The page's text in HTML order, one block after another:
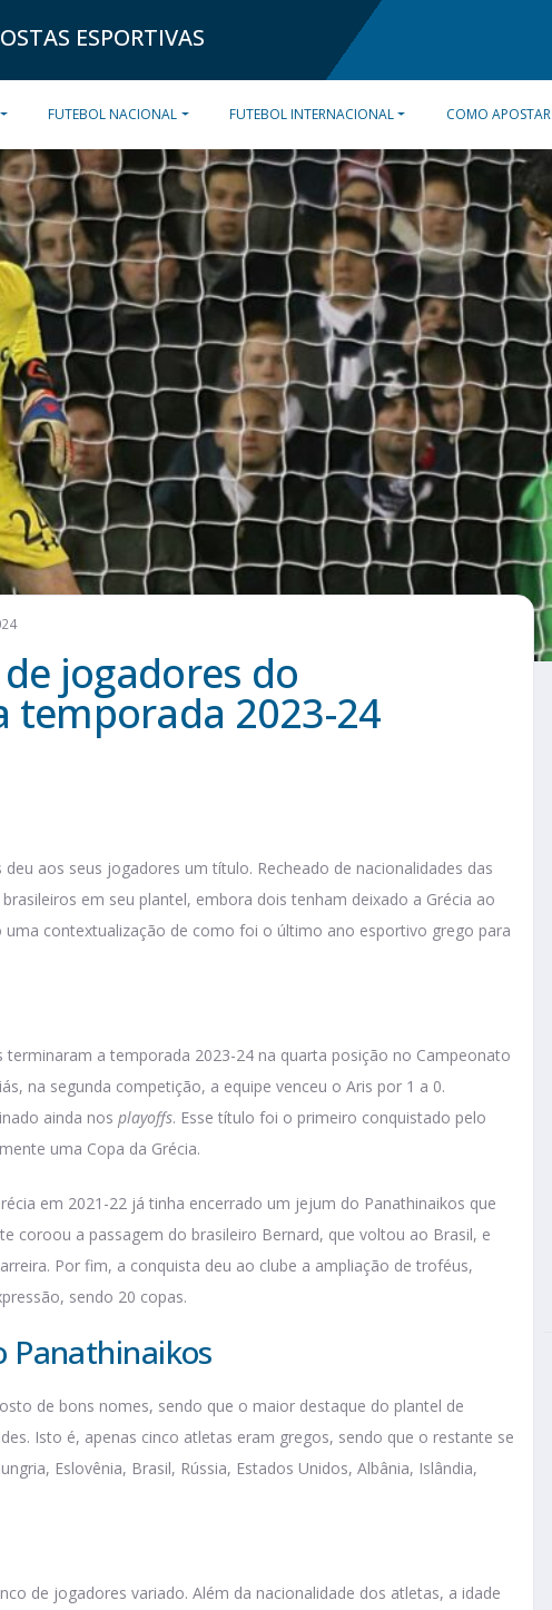
ESPORTIVAS
FUTEBOL NACIONAL FUTEBOL INTERNACIONAL COMO APOSTAR
jogadores do
temporada 2023-24
aos seus jogadores um título. Recheado de nacionalidades das
em seu plantel, embora dois tenham deixado a Grécia ao
contextualização de como foi o último ano esportivo grego para
terminaram a temporada 2023-24 na quarta posição no Campeonato
na segunda competição, a equipe venceu o Aris por 1 a 0.
ainda nos playoffs. Esse título foi o primeiro conquistado pelo
uma Copa da Grécia.
em 2021-22 já tinha encerrado um jejum do Panathinaikos que
coroou a passagem do brasileiro Bernard, que voltou ao Brasil, e
Por fim, a conquista deu ao clube a ampliação de troféus,
sendo 20 copas.
Panathinaikos
de bons nomes, sendo que o maior destaque do plantel de
Isto é, apenas cinco atletas eram gregos, sendo que o restante se
Eslovênia, Brasil, Rússia, Estados Unidos, Albânia, Islândia,
de jogadores variado. Além da nacionalidade dos atletas, a idade